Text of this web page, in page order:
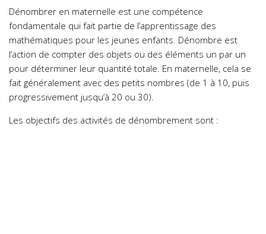
Dénombrer en maternelle est une compétence
fondamentale qui fait partie de l’apprentissage des
mathématiques pour les jeunes enfants. Dénombre est
l’action de compter des objets ou des éléments un par un
pour déterminer leur quantité totale. En maternelle, cela se
fait généralement avec des petits nombres (de 1 à 10, puis
progressivement jusqu’à 20 ou 30).
Les objectifs des activités de dénombrement sont :